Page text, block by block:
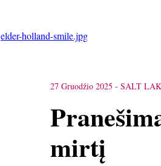
elder-holland-smile.jpg
27 Gruodžio 2025 - SALT
mirtį